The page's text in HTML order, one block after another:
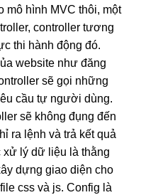
mô hình MVC thôi, một
controller tương
thi hành động đó.
website như đăng
sẽ gọi những
cầu tự người dùng.
sẽ không đụng đến
ra lệnh và trả kết quả
lý dữ liệu là thằng
dựng giao diện cho
css và js. Config là